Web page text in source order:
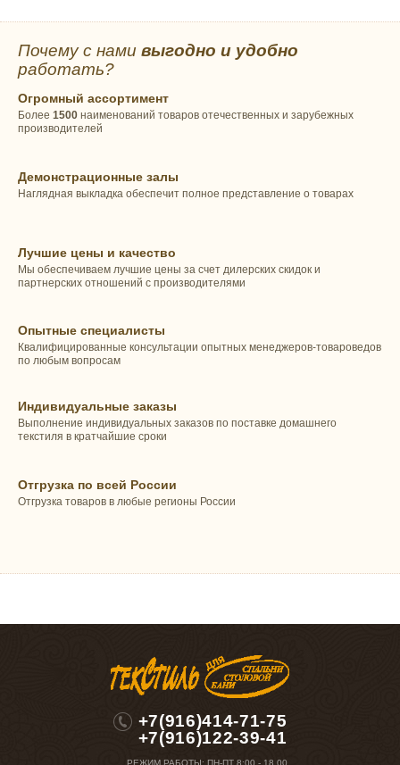
Почему с нами выгодно и удобно
работать?
Огромный ассортимент
Более 1500 наименований товаров отечественных и зарубежных
производителей
Демонстрационные залы
Наглядная выкладка обеспечит полное представление о товарах
Лучшие цены и качество
Мы обеспечиваем лучшие цены за счет дилерских скидок и
партнерских отношений с производителями
Опытные специалисты
Квалифицированные консультации опытных менеджеров-товароведов
по любым вопросам
Индивидуальные заказы
Выполнение индивидуальных заказов по поставке домашнего
текстиля в кратчайшие сроки
Отгрузка по всей России
Отгрузка товаров в любые регионы России
+7(916)414-71-75
+7(916)122-39-41
РЕЖИМ РАБОТЫ: ПН-ПТ 8:00 - 18.00